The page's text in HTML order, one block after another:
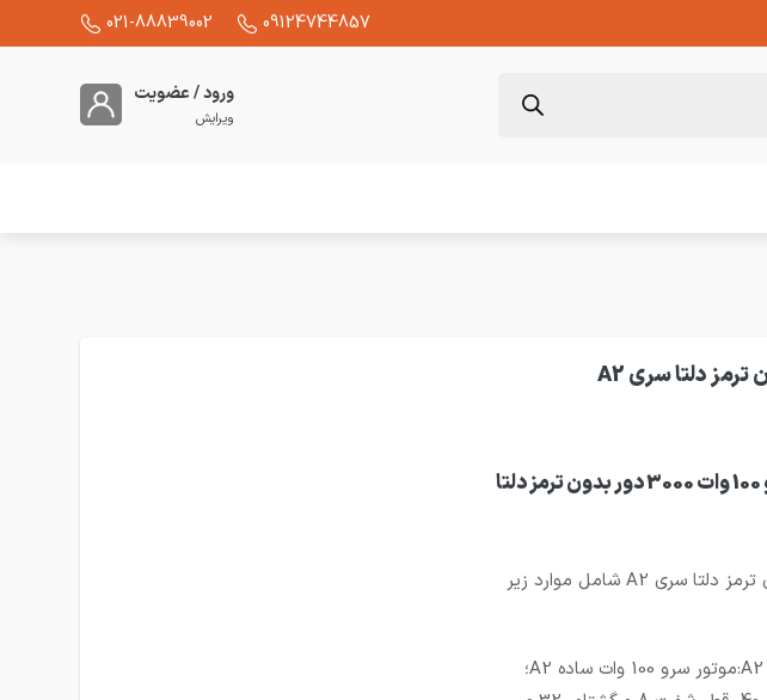
09124744857
021-88839002
ورود / عضویت
ویرایش
تحلیل و بررسی کوتاه پک سرو 100 وات 3000 دور بدون ترمز دلتا
پک سرو 100 وات 3000 دور بدون ترمز دلتا سری A2 شامل موارد زیر
1-سرو موتور 100 وات ساده سری A2:موتور سرو 100 وات ساده A2؛